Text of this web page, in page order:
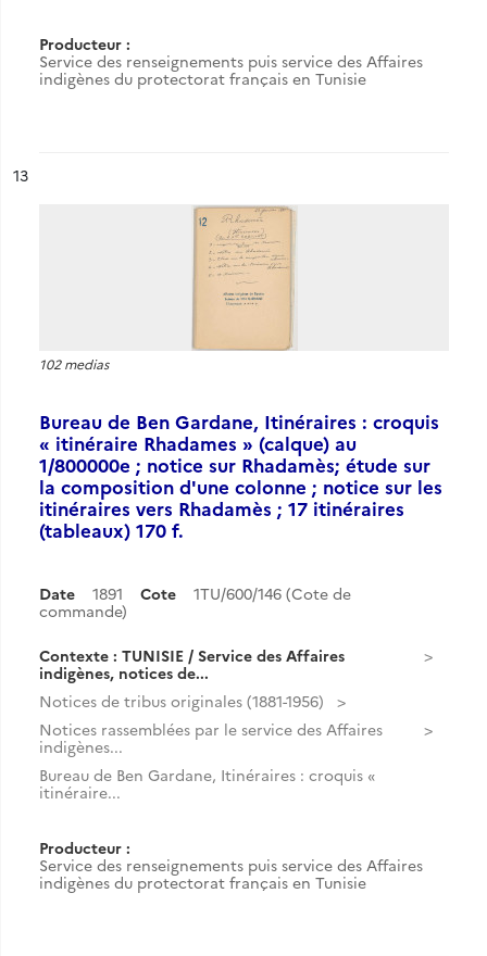
Producteur :
Service des renseignements puis service des Affaires
indigènes du protectorat français en Tunisie
n°
13
102 medias
Bureau de Ben Gardane, Itinéraires : croquis
« itinéraire Rhadames » (calque) au
1/800000e ; notice sur Rhadamès; étude sur
la composition d'une colonne ; notice sur les
itinéraires vers Rhadamès ; 17 itinéraires
(tableaux) 170 f.
Date 1891 Cote
1TU/600/146 (Cote de
commande)
Contexte : TUNISIE / Service des Affaires
indigènes, notices de...
Notices de tribus originales (1881-1956)
Notices rassemblées par le service des Affaires
indigènes...
Bureau de Ben Gardane, Itinéraires : croquis «
itinéraire...
Producteur :
Service des renseignements puis service des Affaires
indigènes du protectorat français en Tunisie